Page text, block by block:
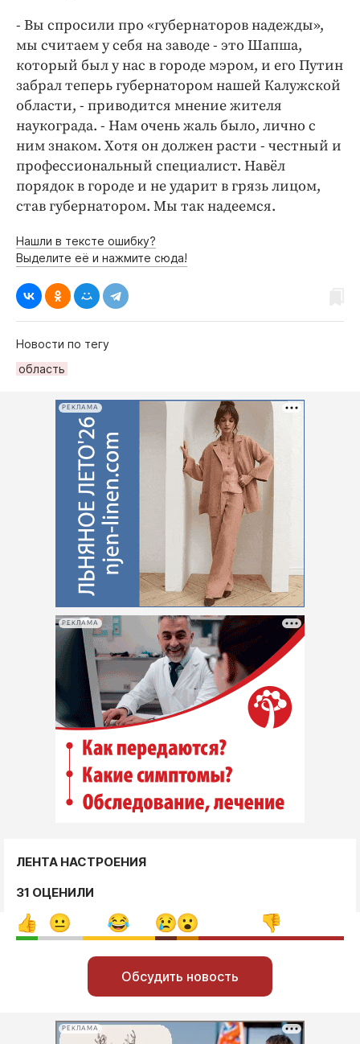
Работодатель года
- Вы спросили про «губернаторов надежды»,
мы считаем у себя на заводе - это Шапша,
который был у нас в городе мэром, и его Путин
забрал теперь губернатором нашей Калужской
области, - приводится мнение жителя
наукограда. - Нам очень жаль было, лично с
ним знаком. Хотя он должен расти - честный и
профессиональный специалист. Навёл
порядок в городе и не ударит в грязь лицом,
став губернатором. Мы так надеемся.
Нашли в тексте ошибку?
Выделите её и нажмите сюда!
Новости по тегу
область
РЕКЛАМА
РЕКЛАМА
ЛЕНТА НАСТРОЕНИЯ
31 ОЦЕНИЛИ
Обсудить новость
РЕКЛАМА